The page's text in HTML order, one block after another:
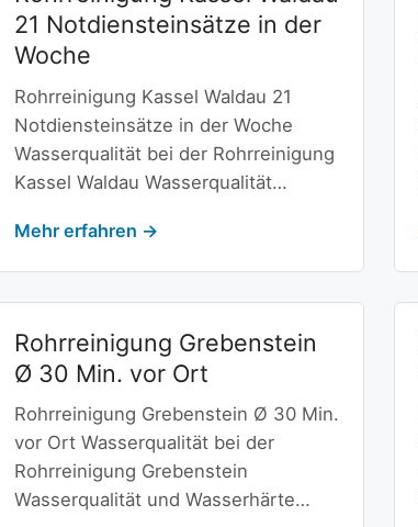
21 Notdiensteinsätze in der
Woche
Rohrreinigung Kassel Waldau 21
Notdiensteinsätze in der Woche
Wasserqualität bei der Rohrreinigung
Kassel Waldau Wasserqualität…
Mehr erfahren →
Rohrreinigung Grebenstein
Ø 30 Min. vor Ort
Rohrreinigung Grebenstein Ø 30 Min.
vor Ort Wasserqualität bei der
Rohrreinigung Grebenstein
Wasserqualität und Wasserhärte…